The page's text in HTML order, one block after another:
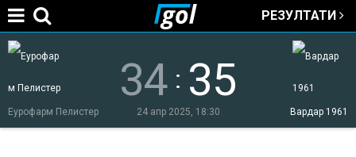
РЕЗУЛТАТИ
Еурофарм Пелистер Вардар 1961
34 : 35
24 апр 2025, 18:30